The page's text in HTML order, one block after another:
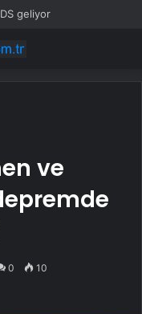
geliyor
ve
0 10